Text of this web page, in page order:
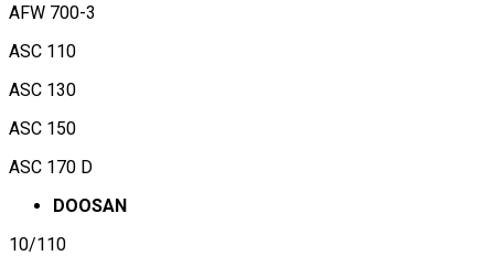
AFW 700-3
ASC 110
ASC 130
ASC 150
ASC 170 D
DOOSAN
10/110